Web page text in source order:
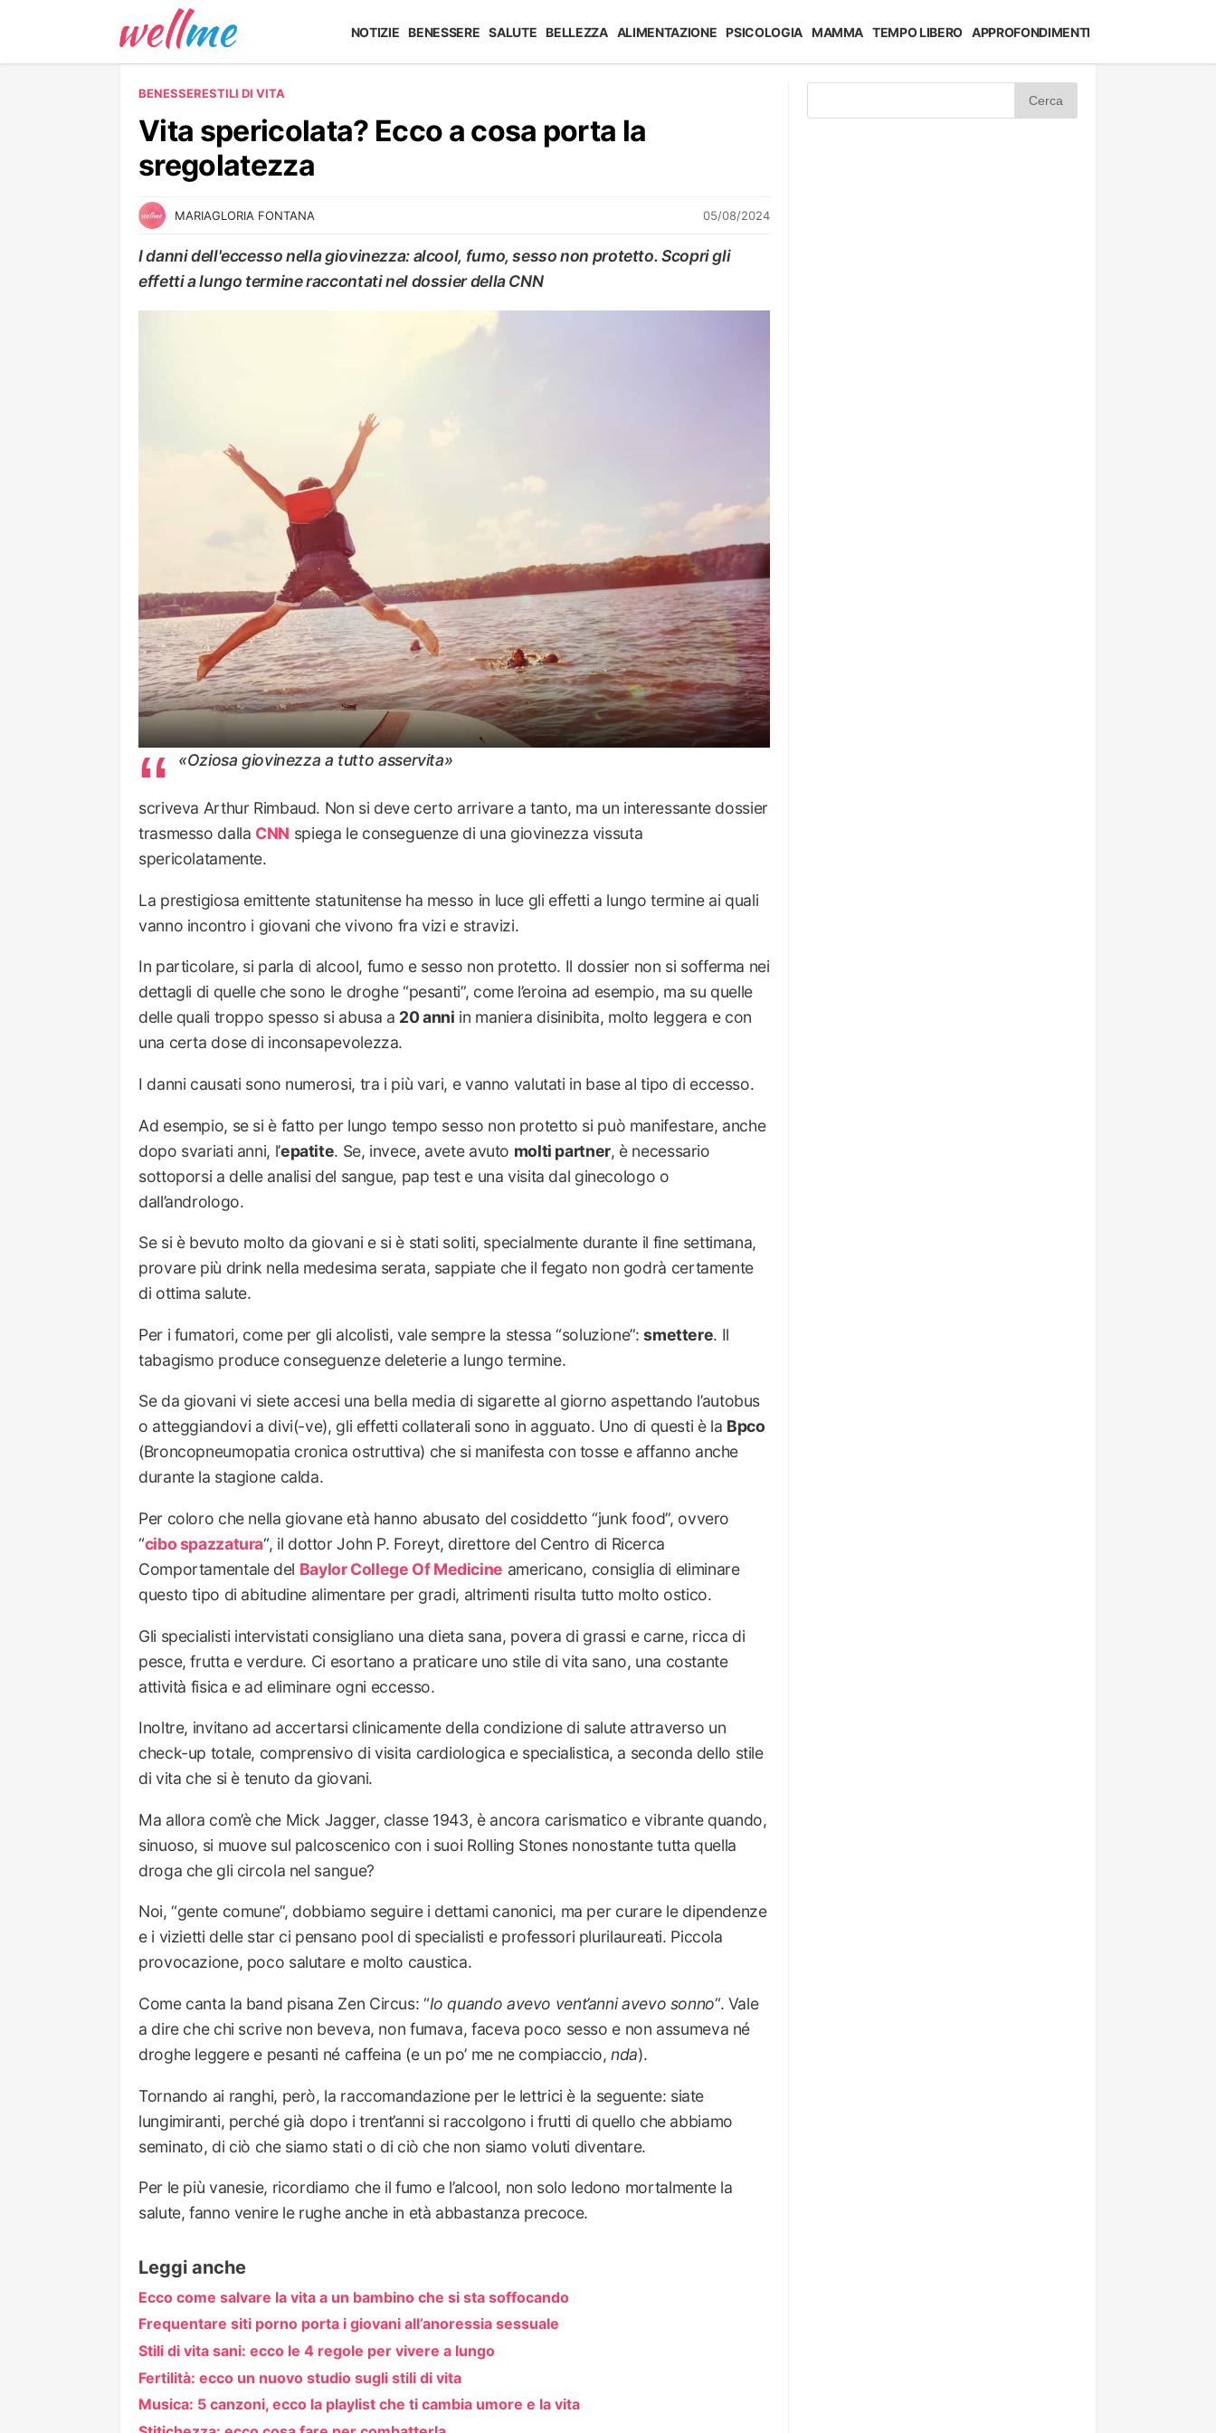
NOTIZIE BENESSERE SALUTE BELLEZZA ALIMENTAZIONE PSICOLOGIA MAMMA TEMPO LIBERO APPROFONDIMENTI
BENESSERESTILI DI VITA
Vita spericolata? Ecco a cosa porta la
sregolatezza
MARIAGLORIA FONTANA 05/08/2024
I danni dell'eccesso nella giovinezza: alcool, fumo, sesso non protetto. Scopri gli
effetti a lungo termine raccontati nel dossier della CNN
«Oziosa giovinezza a tutto asservita»
scriveva Arthur Rimbaud. Non si deve certo arrivare a tanto, ma un interessante dossier
trasmesso dalla CNN spiega le conseguenze di una giovinezza vissuta
spericolatamente.
La prestigiosa emittente statunitense ha messo in luce gli effetti a lungo termine ai quali
vanno incontro i giovani che vivono fra vizi e stravizi.
In particolare, si parla di alcool, fumo e sesso non protetto. Il dossier non si sofferma nei
dettagli di quelle che sono le droghe “pesanti”, come l’eroina ad esempio, ma su quelle
delle quali troppo spesso si abusa a 20 anni in maniera disinibita, molto leggera e con
una certa dose di inconsapevolezza.
I danni causati sono numerosi, tra i più vari, e vanno valutati in base al tipo di eccesso.
Ad esempio, se si è fatto per lungo tempo sesso non protetto si può manifestare, anche
dopo svariati anni, l’epatite. Se, invece, avete avuto molti partner, è necessario
sottoporsi a delle analisi del sangue, pap test e una visita dal ginecologo o
dall’andrologo.
Se si è bevuto molto da giovani e si è stati soliti, specialmente durante il fine settimana,
provare più drink nella medesima serata, sappiate che il fegato non godrà certamente
di ottima salute.
Per i fumatori, come per gli alcolisti, vale sempre la stessa “soluzione”:smettere. Il
tabagismo produce conseguenze deleterie a lungo termine.
Se da giovani vi siete accesi una bella media di sigarette al giorno aspettando l’autobus
o atteggiandovi a divi(-ve), gli effetti collaterali sono in agguato. Uno di questi è la Bpco
(Broncopneumopatia cronica ostruttiva) che si manifesta con tosse e affanno anche
durante la stagione calda.
Per coloro che nella giovane età hanno abusato del cosiddetto “junk food”, ovvero
“cibo spazzatura“, il dottor John P. Foreyt, direttore del Centro di Ricerca
Comportamentale del Baylor College Of Medicine americano, consiglia di eliminare
questo tipo di abitudine alimentare per gradi, altrimenti risulta tutto molto ostico.
Gli specialisti intervistati consigliano una dieta sana, povera di grassi e carne, ricca di
pesce, frutta e verdure. Ci esortano a praticare uno stile di vita sano, una costante
attività fisica e ad eliminare ogni eccesso.
Inoltre, invitano ad accertarsi clinicamente della condizione di salute attraverso un
check-up totale, comprensivo di visita cardiologica e specialistica, a seconda dello stile
di vita che si è tenuto da giovani.
Ma allora com’è che Mick Jagger, classe 1943, è ancora carismatico e vibrante quando,
sinuoso, si muove sul palcoscenico con i suoi Rolling Stones nonostante tutta quella
droga che gli circola nel sangue?
Noi, “gente comune”, dobbiamo seguire i dettami canonici, ma per curare le dipendenze
e i vizietti delle star ci pensano pool di specialisti e professori plurilaureati. Piccola
provocazione, poco salutare e molto caustica.
Come canta la band pisana Zen Circus: “Io quando avevo vent’anni avevo sonno“. Vale
a dire che chi scrive non beveva, non fumava, faceva poco sesso e non assumeva né
droghe leggere e pesanti né caffeina (e un po’ me ne compiaccio, nda).
Tornando ai ranghi, però, la raccomandazione per le lettrici è la seguente: siate
lungimiranti, perché già dopo i trent’anni si raccolgono i frutti di quello che abbiamo
seminato, di ciò che siamo stati o di ciò che non siamo voluti diventare.
Per le più vanesie, ricordiamo che il fumo e l’alcool, non solo ledono mortalmente la
salute, fanno venire le rughe anche in età abbastanza precoce.
Leggi anche
Ecco come salvare la vita a un bambino che si sta soffocando
Frequentare siti porno porta i giovani all’anoressia sessuale
Stili di vita sani: ecco le 4 regole per vivere a lungo
Fertilità: ecco un nuovo studio sugli stili di vita
Musica: 5 canzoni, ecco la playlist che ti cambia umore e la vita